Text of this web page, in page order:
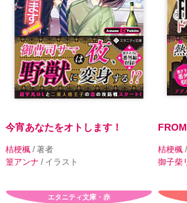
今宵あなたをオトします！
桔梗楓 / 著者
篁アンナ / イラスト
桔梗楓
御子柴
エタニティ文庫・赤